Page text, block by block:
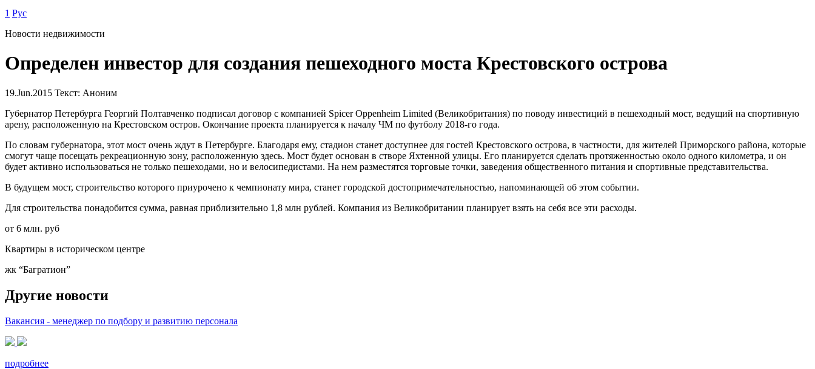
1 Рус
Новости недвижимости
Определен инвестор для создания пешеходного моста Крестовского острова
19.Jun.2015 Текст: Аноним
Губернатор Петербурга Георгий Полтавченко подписал договор с компанией Spicer Oppenheim Limited (Великобритания) по поводу инвестиций в пешеходный мост, ведущий на спортивную
арену, расположенную на Крестовском остров. Окончание проекта планируется к началу ЧМ по футболу 2018-го года.
По словам губернатора, этот мост очень ждут в Петербурге. Благодаря ему, стадион станет доступнее для гостей Крестовского острова, в частности, для жителей Приморского района, которые
смогут чаще посещать рекреационную зону, расположенную здесь. Мост будет основан в створе Яхтенной улицы. Его планируется сделать протяженностью около одного километра, и он
будет активно использоваться не только пешеходами, но и велосипедистами. На нем разместятся торговые точки, заведения общественного питания и спортивные представительства.
В будущем мост, строительство которого приурочено к чемпионату мира, станет городской достопримечательностью, напоминающей об этом событии.
Для строительства понадобится сумма, равная приблизительно 1,8 млн рублей. Компания из Великобритании планирует взять на себя все эти расходы.
от 6 млн. руб
Квартиры в историческом центре
жк “Багратион”
Другие новости
Вакансия - менеджер по подбору и развитию персонала
подробнее